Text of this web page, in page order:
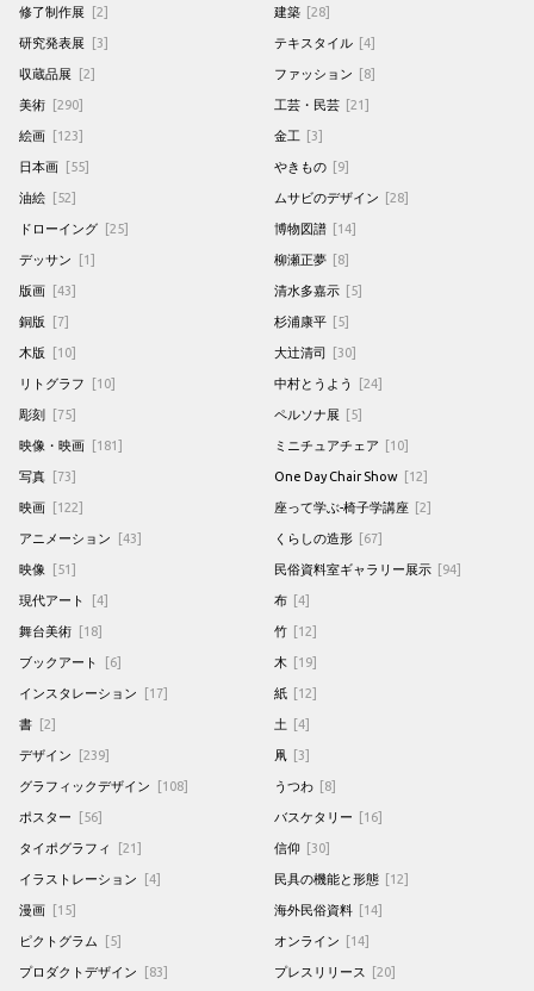
修了制作展 [2]
研究発表展 [3]
収蔵品展 [2]
美術 [290]
絵画 [123]
日本画 [55]
油絵 [52]
ドローイング [25]
デッサン [1]
版画 [43]
銅版 [7]
木版 [10]
リトグラフ [10]
彫刻 [75]
映像・映画 [181]
写真 [73]
映画 [122]
アニメーション [43]
映像 [51]
現代アート [4]
舞台美術 [18]
ブックアート [6]
インスタレーション [17]
書 [2]
デザイン [239]
グラフィックデザイン [108]
ポスター [56]
タイポグラフィ [21]
イラストレーション [4]
漫画 [15]
ピクトグラム [5]
プロダクトデザイン [83]
建築 [28]
テキスタイル [4]
ファッション [8]
工芸・民芸 [21]
金工 [3]
やきもの [9]
ムサビのデザイン [28]
博物図譜 [14]
柳瀬正夢 [8]
清水多嘉示 [5]
杉浦康平 [5]
大辻清司 [30]
中村とうよう [24]
ペルソナ展 [5]
ミニチュアチェア [10]
One Day Chair Show [12]
座って学ぶ-椅子学講座 [2]
くらしの造形 [67]
民俗資料室ギャラリー展示 [94]
布 [4]
竹 [12]
木 [19]
紙 [12]
土 [4]
凧 [3]
うつわ [8]
バスケタリー [16]
信仰 [30]
民具の機能と形態 [12]
海外民俗資料 [14]
オンライン [14]
プレスリリース [20]